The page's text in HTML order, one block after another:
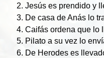
Jesús es prendido y
De casa de Anás lo
Caifás ordena que lo
Pilato a su vez lo
De Herodes es